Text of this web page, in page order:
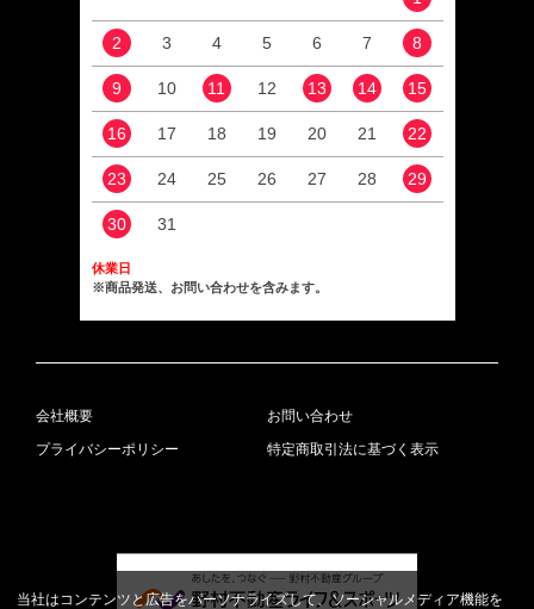
2 3 4 5 6 7 8
9 10 11 12 13 14 15
16 17 18 19 20 21 22
23 24 25 26 27 28 29
30 31
休業日
※商品発送、お問い合わせを含みます。
会社概要
お問い合わせ
プライバシーポリシー
特定商取引法に基づく表示
当社はコンテンツと広告をパーソナライズして、ソーシャルメディア機能を